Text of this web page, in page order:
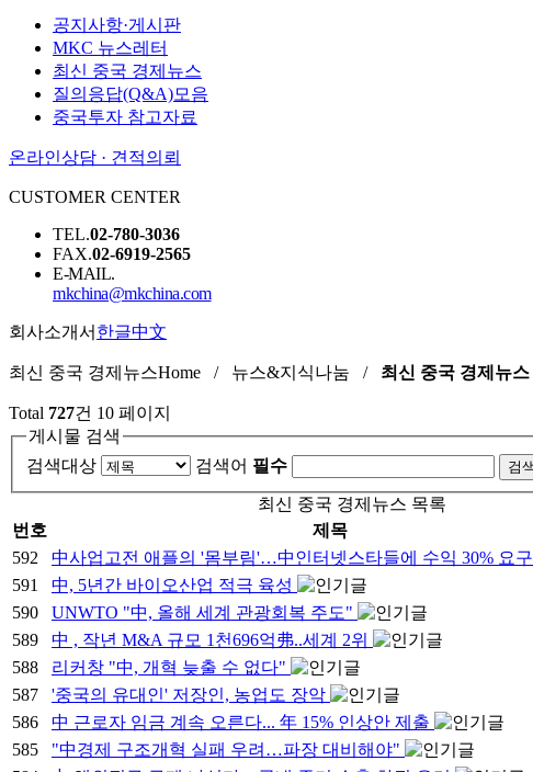
공지사항·게시판
MKC 뉴스레터
최신 중국 경제뉴스
질의응답(Q&A)모음
중국투자 참고자료
온라인상담 · 견적의뢰
CUSTOMER CENTER
TEL.02-780-3036
FAX.02-6919-2565
E-MAIL.
mkchina@mkchina.com
회사소개서 한글中文
최신 중국 경제뉴스Home / 뉴스&지식나눔 / 최신 중국 경제뉴스
Total 727건 10 페이지
게시물 검색
검색대상
검색어 필수
최신 중국 경제뉴스 목록
번호
제목
592
中사업고전 애플의 '몸부림'…中인터넷스타들에 수익 30% 요구
591
中, 5년간 바이오산업 적극 육성
590
UNWTO "中, 올해 세계 관광회복 주도"
589
中 , 작년 M&A 규모 1천696억弗..세계 2위
588
리커창 "中, 개혁 늦출 수 없다"
587
'중국의 유대인' 저장인, 농업도 장악
586
中 근로자 임금 계속 오른다... 年 15% 인상안 제출
585
"中경제 구조개혁 실패 우려…파장 대비해야"